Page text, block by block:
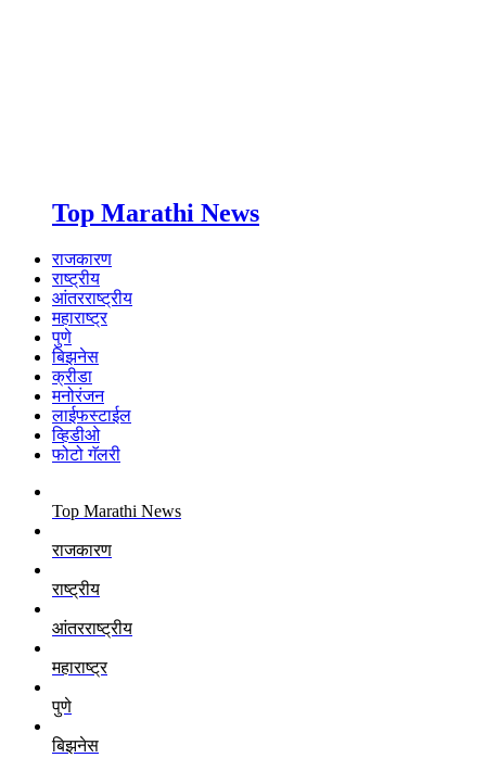
Top Marathi News
राजकारण
राष्ट्रीय
आंतरराष्ट्रीय
महाराष्ट्र
पुणे
बिझनेस
क्रीडा
मनोरंजन
लाईफस्टाईल
व्हिडीओ
फोटो गॅलरी
Top Marathi News
राजकारण
राष्ट्रीय
आंतरराष्ट्रीय
महाराष्ट्र
पुणे
बिझनेस